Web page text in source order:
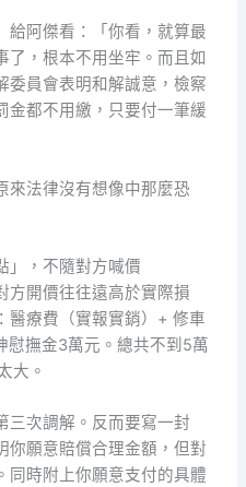
給阿傑看：「你看，就算最
了，根本不用坐牢。而且如
委員會表明和解誠意，檢察
金都不用繳，只要付一筆緩
來法律沒有想像中那麼恐
」，不隨對方喊價
方開價往往遠高於實際損
醫療費（實報實銷）+ 修車
慰撫金3萬元。總共不到5萬
大。
三次調解。反而要寫一封
你願意賠償合理金額，但對
同時附上你願意支付的具體